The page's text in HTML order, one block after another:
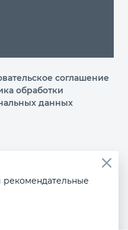
соглашение
обработки
данных
обработки
соглашения
своих
рекомендательные